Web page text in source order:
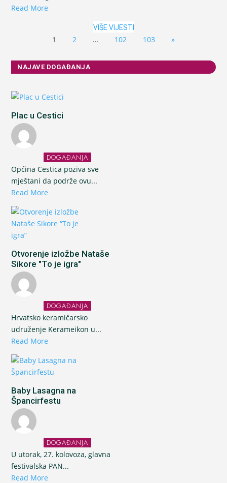
Read More
VIŠE VIJESTI
1 2 … 102 103 »
NAJAVE DOGAĐANJA
Plac u Cestici
DOGAĐANJA
Općina Cestica poziva sve
mještani da podrže ovu...
Read More
Otvorenje izložbe Nataše
Sikore "To je igra"
DOGAĐANJA
Hrvatsko keramičarsko
udruženje Kerameikon u...
Read More
Baby Lasagna na
Špancirfestu
DOGAĐANJA
U utorak, 27. kolovoza, glavna
festivalska PAN...
Read More